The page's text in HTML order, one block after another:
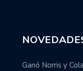
Ganó Norris y